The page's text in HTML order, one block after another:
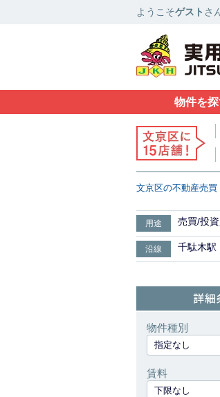
ようこそゲスト さ
物件を
文京区の不動産売
用途 売買/投資
沿線 千駄木駅
物件種別
指定なし
賃料
下限なし